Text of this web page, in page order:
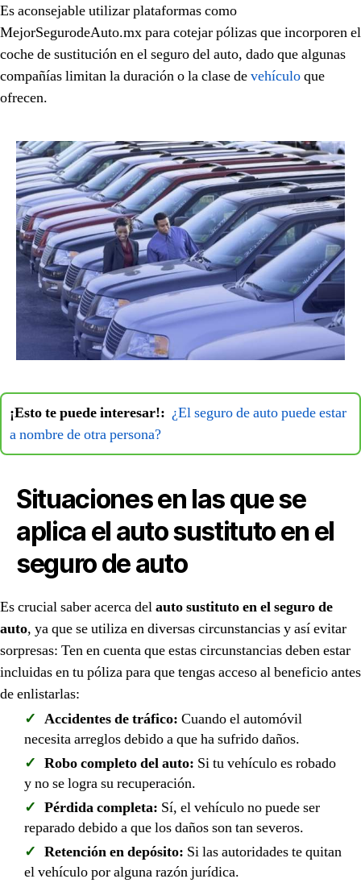
Es aconsejable utilizar plataformas como
MejorSegurodeAuto.mx para cotejar pólizas que incorporen el
coche de sustitución en el seguro del auto, dado que algunas
compañías limitan la duración o la clase devehículoque
ofrecen.
¡Esto te puede interesar!: ¿El seguro de auto puede estar
a nombre de otra persona?
Situaciones en las que se
aplica el auto sustituto en el
seguro de auto
Es crucial saber acerca delauto sustituto en el seguro de
auto, ya que se utiliza en diversas circunstancias y así evitar
sorpresas: Ten en cuenta que estas circunstancias deben estar
incluidas en tu póliza para que tengas acceso al beneficio antes
de enlistarlas:
Accidentes de tráfico: Cuando el automóvil
necesita arreglos debido a que ha sufrido daños.
Robo completo del auto: Si tu vehículo es robado
y no se logra su recuperación.
Pérdida completa: Sí, el vehículo no puede ser
reparado debido a que los daños son tan severos.
Retención en depósito: Si las autoridades te quitan
el vehículo por alguna razón jurídica.